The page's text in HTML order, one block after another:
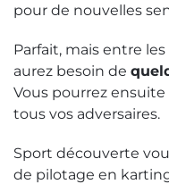
pour de nouvelles
Parfait, mais entre
aurez besoin de
Vous pourrez
tous vos adversaires.
Sport découverte
de pilotage en